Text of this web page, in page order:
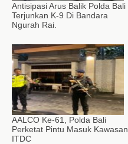
Antisipasi Arus Balik Polda Bali
Terjunkan K-9 Di Bandara
Ngurah Rai.
AALCO Ke-61, Polda Bali
Perketat Pintu Masuk Kawasan
ITDC